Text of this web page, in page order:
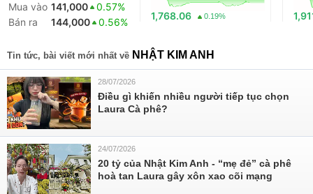
Mua vào 141,000
0.57%
Bán ra
144,000 0.56%
1,768.06 0.19%
Tin tức, bài viết mới nhất về NHẬT KIM ANH
28/07/2026
Điều gì khiến nhiều người tiếp tục chọn
Laura Cà phê?
24/07/2026
20 tỷ của Nhật Kim Anh - “mẹ đẻ” cà phê
hoà tan Laura gây xôn xao cõi mạng